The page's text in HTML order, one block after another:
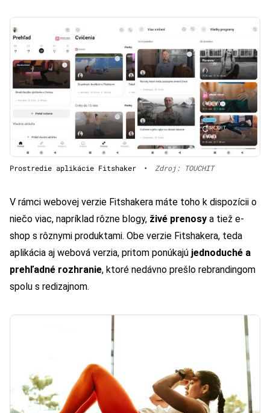
Prostredie aplikácie Fitshaker • Zdroj: TOUCHIT
V rámci webovej verzie Fitshakera máte toho k dispozícii o
niečo viac, napríklad rôzne blogy, živé prenosy a tiež e-
shop s rôznymi produktami. Obe verzie Fitshakera, teda
aplikácia aj webová verzia, pritom ponúkajú jednoduché a
prehľadné rozhranie, ktoré nedávno prešlo rebrandingom
spolu s redizajnom.